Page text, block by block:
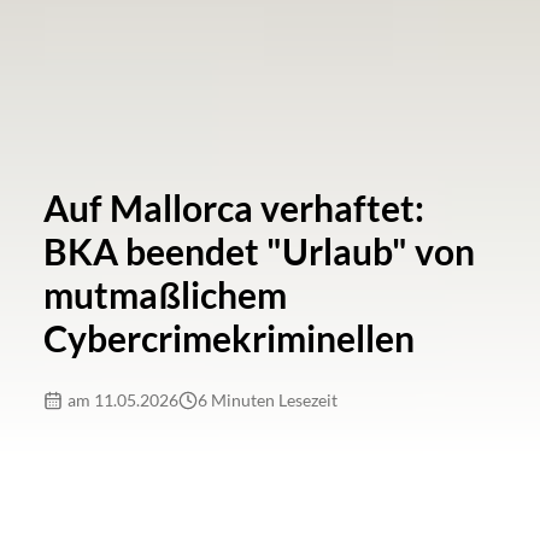
Auf Mallorca verhaftet:
BKA beendet "Urlaub" von
mutmaßlichem
Cybercrimekriminellen
am 11.05.2026 6 Minuten Lesezeit